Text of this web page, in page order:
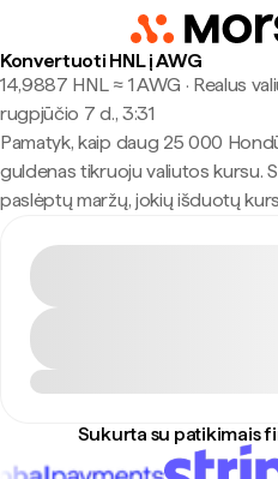
Konvertuoti HNL į AWG
14,9887 HNL ≈ 1 AWG · Realus
rugpjūčio 7 d., 3:31
Pamatyk, kaip daug 25 000
guldenas tikruoju valiutos kursu.
paslėptų maržų, jokių išduotų
Sukurta su patikimais